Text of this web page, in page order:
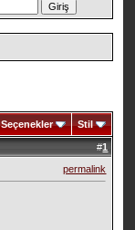
Seçenekler Stil
#1
permalink